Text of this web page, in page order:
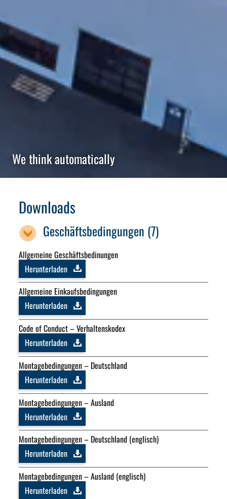
We think automatically
Downloads
Geschäftsbedingungen (7)
Allgemeine Geschäftsbedinungen
Herunterladen
Allgemeine Einkaufsbedingungen
Herunterladen
Code of Conduct – Verhaltenskodex
Herunterladen
Montagebedingungen – Deutschland
Herunterladen
Montagebedingungen – Ausland
Herunterladen
Montagebedingungen – Deutschland (englisch)
Herunterladen
Montagebedingungen – Ausland (englisch)
Herunterladen